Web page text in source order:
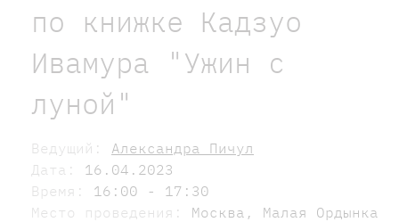
по книжке Кадзуо
Ивамура "Ужин с
луной"
Ведущий: Александра Пичул
Дата: 16.04.2023
Время: 16:00 - 17:30
Место проведения: Москва, Малая Ордынка